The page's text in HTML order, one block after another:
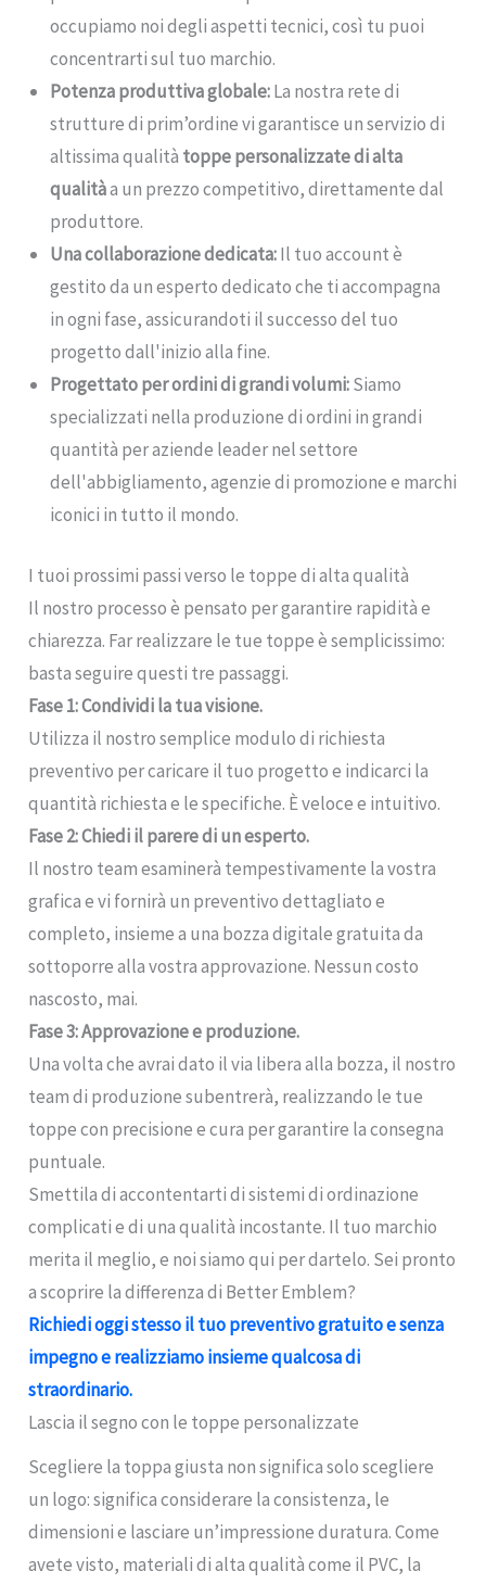
occupiamo noi degli aspetti tecnici, così tu puoi
concentrarti sul tuo marchio.
Potenza produttiva globale:La nostra rete di
strutture di prim’ordine vi garantisce un servizio di
altissima qualità toppe personalizzate di alta
qualitàa un prezzo competitivo, direttamente dal
produttore.
Una collaborazione dedicata:Il tuo account è
gestito da un esperto dedicato che ti accompagna
in ogni fase, assicurandoti il successo del tuo
progetto dall'inizio alla fine.
Progettato per ordini di grandi volumi:Siamo
specializzati nella produzione di ordini in grandi
quantità per aziende leader nel settore
dell'abbigliamento, agenzie di promozione e marchi
iconici in tutto il mondo.
I tuoi prossimi passi verso le toppe di alta qualità
Il nostro processo è pensato per garantire rapidità e
chiarezza. Far realizzare le tue toppe è semplicissimo:
basta seguire questi tre passaggi.
Fase 1: Condividi la tua visione.
Utilizza il nostro semplice modulo di richiesta
preventivo per caricare il tuo progetto e indicarci la
quantità richiesta e le specifiche. È veloce e intuitivo.
Fase 2: Chiedi il parere di un esperto.
Il nostro team esaminerà tempestivamente la vostra
grafica e vi fornirà un preventivo dettagliato e
completo, insieme a una bozza digitale gratuita da
sottoporre alla vostra approvazione. Nessun costo
nascosto, mai.
Fase 3: Approvazione e produzione.
Una volta che avrai dato il via libera alla bozza, il nostro
team di produzione subentrerà, realizzando le tue
toppe con precisione e cura per garantire la consegna
puntuale.
Smettila di accontentarti di sistemi di ordinazione
complicati e di una qualità incostante. Il tuo marchio
merita il meglio, e noi siamo qui per dartelo. Sei pronto
a scoprire la differenza di Better Emblem?
Richiedi oggi stesso il tuo preventivo gratuito e senza
impegno e realizziamo insieme qualcosa di
straordinario.
Lascia il segno con le toppe personalizzate
Scegliere la toppa giusta non significa solo scegliere
un logo: significa considerare la consistenza, le
dimensioni e lasciare un’impressione duratura. Come
avete visto, materiali di alta qualità come il PVC, la